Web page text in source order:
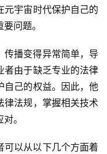
元宇宙时代保护自己的
问题。
传播变得异常简单，导
者由于缺乏专业的法律
自己的权益。因此，他
律法规，掌握相关技术
。
可以从以下几个方面着